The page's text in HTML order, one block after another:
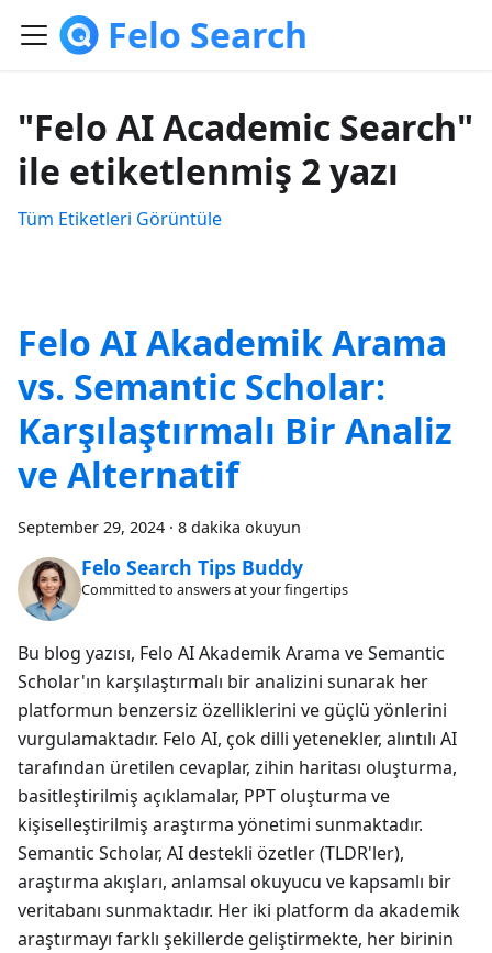
Felo Search
"Felo AI Academic Search"
ile etiketlenmiş 2 yazı
Tüm Etiketleri Görüntüle
Felo AI Akademik Arama
vs. Semantic Scholar:
Karşılaştırmalı Bir Analiz
ve Alternatif
September 29, 2024 · 8 dakika okuyun
Felo Search Tips Buddy
Committed to answers at your fingertips
Bu blog yazısı, Felo AI Akademik Arama ve Semantic
Scholar'ın karşılaştırmalı bir analizini sunarak her
platformun benzersiz özelliklerini ve güçlü yönlerini
vurgulamaktadır. Felo AI, çok dilli yetenekler, alıntılı AI
tarafından üretilen cevaplar, zihin haritası oluşturma,
basitleştirilmiş açıklamalar, PPT oluşturma ve
kişiselleştirilmiş araştırma yönetimi sunmaktadır.
Semantic Scholar, AI destekli özetler (TLDR'ler),
araştırma akışları, anlamsal okuyucu ve kapsamlı bir
veritabanı sunmaktadır. Her iki platform da akademik
araştırmayı farklı şekillerde geliştirmekte, her birinin